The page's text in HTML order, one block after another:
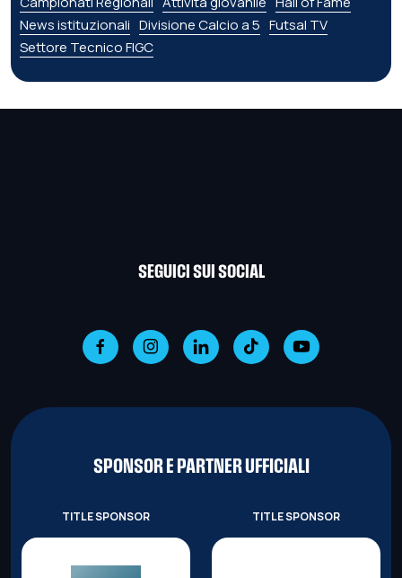
News istituzionali Divisione Calcio a 5 Futsal TV
Settore Tecnico FIGC
SEGUICI SUI SOCIAL
SPONSOR E PARTNER UFFICIALI
TITLE SPONSOR TITLE SPONSOR